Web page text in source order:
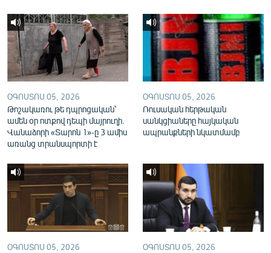
ՕԳՈՍՏՈՍ 05, 2026
Թոշակառու թե դպրոցական՝
ամեն օր ոտքով դեպի մայրուղի.
Վանաձորի «Տարոն 1»-ը 3 ամիս
առանց տրանսպորտի է
ՕԳՈՍՏՈՍ 05, 2026
Ռուսական հերթական
սանկցիաները հայկական
ապրանքների նկատմամբ
ՕԳՈՍՏՈՍ 05, 2026 ՕԳՈՍՏՈՍ 05, 2026